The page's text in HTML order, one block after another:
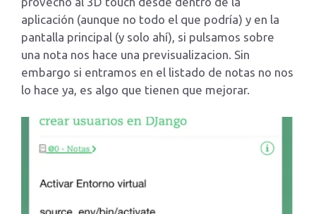
aplicación (aunque no todo el que podría) y en la
pantalla principal (y solo ahí), si pulsamos sobre
una nota nos hace una previsualizacion. Sin
embargo si entramos en el listado de notas no nos
lo hace ya, es algo que tienen que mejorar.